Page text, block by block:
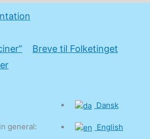
Breve til Folketinget
general:
Dansk
English